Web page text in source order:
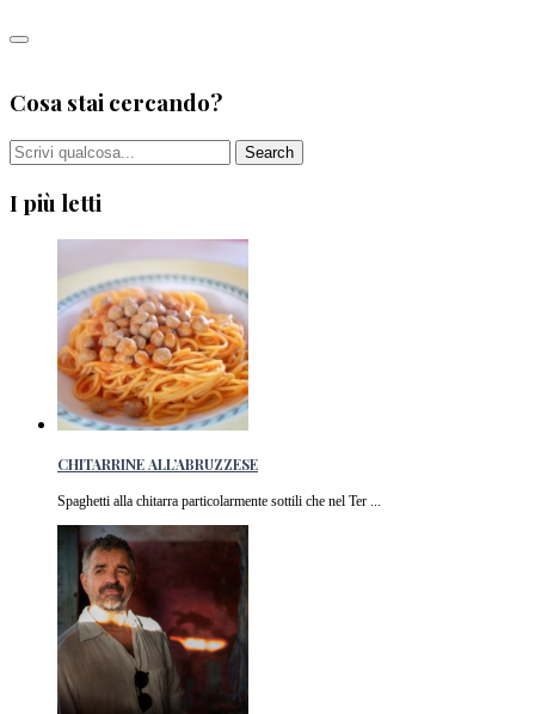
Cosa stai cercando?
I più letti
CHITARRINE ALL’ABRUZZESE
Spaghetti alla chitarra particolarmente sottili che nel Ter ...